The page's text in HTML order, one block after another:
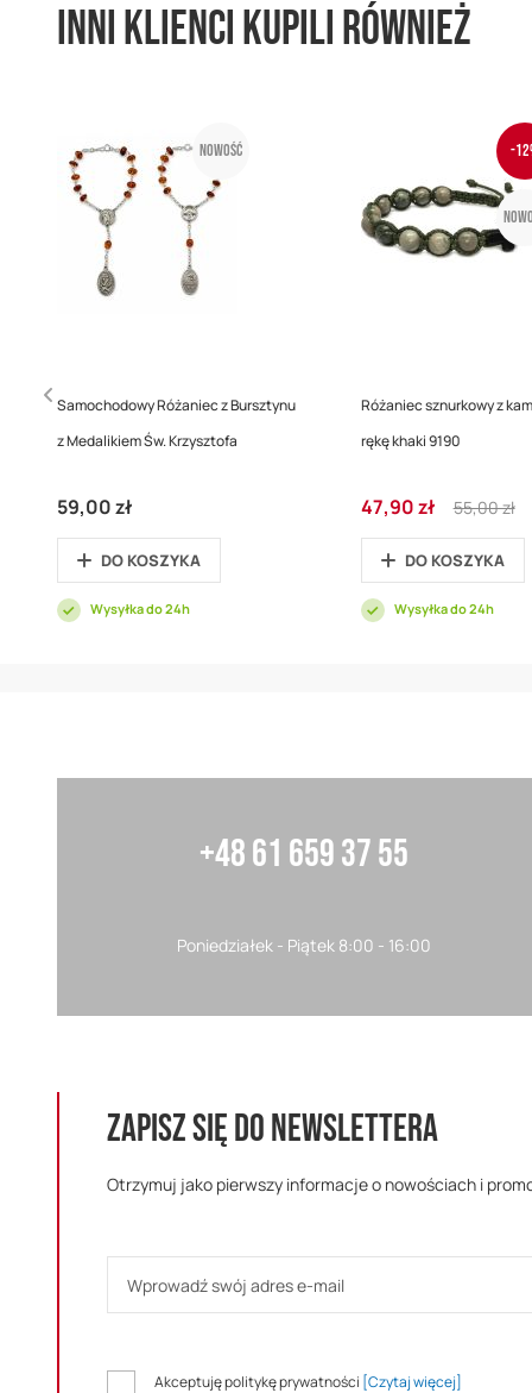
Inni klienci kupili również
Nowość
Samochodowy Różaniec z Bursztynu
z Medalikiem Św. Krzysztofa
59,00 zł
DO KOSZYKA
Wysyłka do 24h
-
Różaniec sznurkowy z
rękę khaki 9190
Cena
promocyjna
47,90 zł
Regular
Price
55,00 zł
DO KOSZYKA
Wysyłka do 24h
+48 61 659 37 55
Poniedziałek - Piątek 8:00 - 16:00
ZAPISZ SIĘ DO NEWSLETTERA
Otrzymuj jako pierwszy informacje o nowościach i
Akceptuję politykę prywatności [Czytaj więcej]